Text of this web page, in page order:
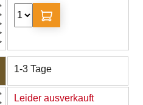
1-3 Tage
Leider ausverkauft